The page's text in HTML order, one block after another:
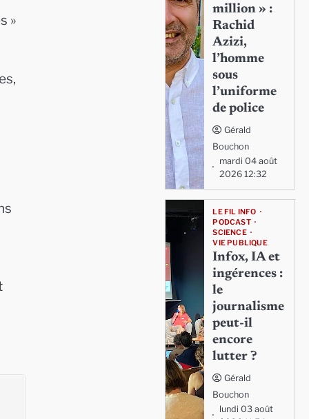
»
million » :
Rachid
Azizi,
l’homme
sous
l’uniforme
de police
Gérald
Bouchon
mardi 04 août
2026 12:32
LE FIL INFO
PODCAST
SCIENCE
VIE PUBLIQUE
Infox, IA et
ingérences :
le
journalisme
peut-il
encore
lutter ?
Gérald
Bouchon
lundi 03 août